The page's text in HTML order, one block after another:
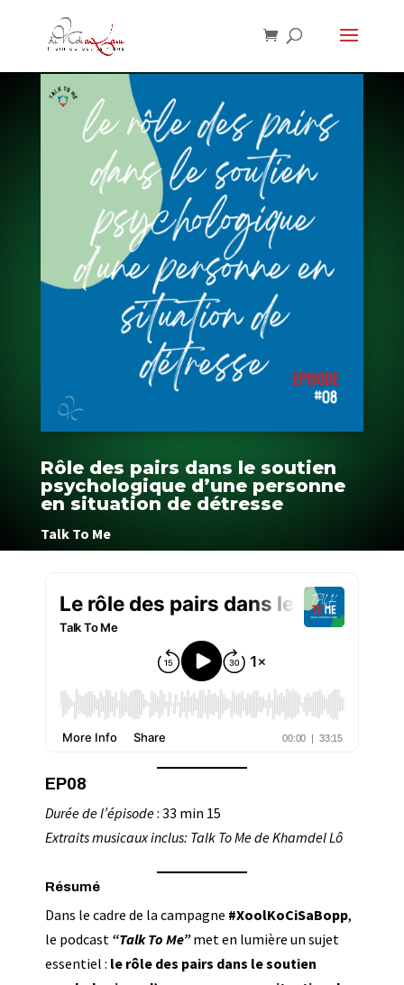
Rôle des pairs dans le soutien
psychologique d’une personne
en situation de détresse
Talk To Me
EP08
Durée de l’épisode: 33 min 15
Extraits musicaux inclus: Talk To Me de Khamdel Lô
Résumé
Dans le cadre de la campagne #XoolKoCiSaBopp,
le podcast “Talk To Me”met en lumière un sujet
essentiel : le rôle des pairs dans le soutien